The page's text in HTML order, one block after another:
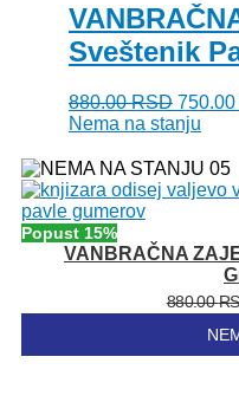
Sveštenik
880.00RSD
cena
bila:
750.00
Nema na stanju
Popust 15%
VANBRAČNA
880.00